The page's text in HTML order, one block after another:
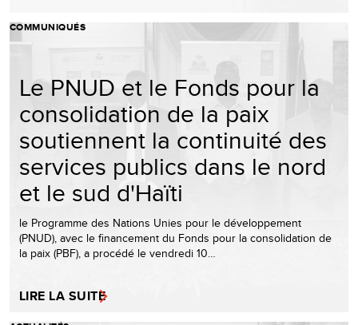
COMMUNIQUÉS
Le PNUD et le Fonds pour la
consolidation de la paix
soutiennent la continuité des
services publics dans le nord
et le sud d'Haïti
le Programme des Nations Unies pour le développement
(PNUD), avec le financement du Fonds pour la consolidation de
la paix (PBF), a procédé le vendredi 10…
LIRE LA SUITE